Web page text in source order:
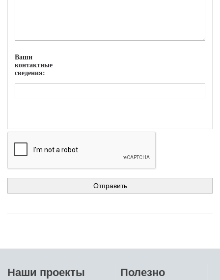
Ваши
контактные
сведения:
Наши проекты Полезно